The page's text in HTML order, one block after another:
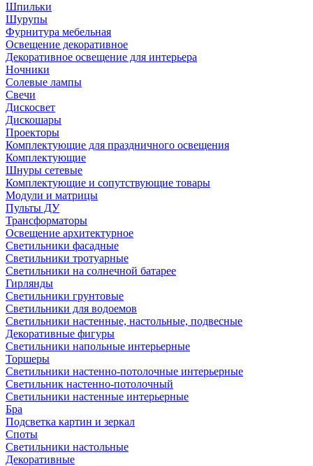
Шпильки
Шурупы
Фурнитура мебельная
Освещение декоративное
Декоративное освещение для интерьера
Ночники
Солевые лампы
Свечи
Дискосвет
Дискошары
Проекторы
Комплектующие для праздничного освещения
Комплектующие
Шнуры сетевые
Комплектующие и сопутствующие товары
Модули и матрицы
Пульты ДУ
Трансформаторы
Освещение архитектурное
Светильники фасадные
Светильники тротуарные
Светильники на солнечной батарее
Гирлянды
Светильники грунтовые
Светильники для водоемов
Светильники настенные, настольные, подвесные
Декоративные фигуры
Светильники напольные интерьерные
Торшеры
Светильники настенно-потолочные интерьерные
Светильник настенно-потолочный
Светильники настенные интерьерные
Бра
Подсветка картин и зеркал
Споты
Светильники настольные
Декоративные